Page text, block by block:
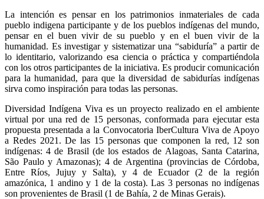
La intención es pensar en los patrimonios inmateriales de cada
pueblo indigena participante y de los pueblos indígenas del mundo,
pensar en el buen vivir de su pueblo y en el buen vivir de la
humanidad. Es investigar y sistematizar una “sabiduría” a partir de
lo identitario, valorizando esa ciencia o práctica y compartiéndola
con los otros participantes de la iniciativa. Es producir comunicación
para la humanidad, para que la diversidad de sabidurías indígenas
sirva como inspiración para todas las personas.
Diversidad Indígena Viva es un proyecto realizado en el ambiente
virtual por una red de 15 personas, conformada para ejecutar esta
propuesta presentada a la Convocatoria IberCultura Viva de Apoyo
a Redes 2021. De las 15 personas que componen la red, 12 son
indígenas: 4 de Brasil (de los estados de Alagoas, Santa Catarina,
São Paulo y Amazonas); 4 de Argentina (provincias de Córdoba,
Entre Ríos, Jujuy y Salta), y 4 de Ecuador (2 de la región
amazónica, 1 andino y 1 de la costa). Las 3 personas no indígenas
son provenientes de Brasil (1 de Bahía, 2 de Minas Gerais).